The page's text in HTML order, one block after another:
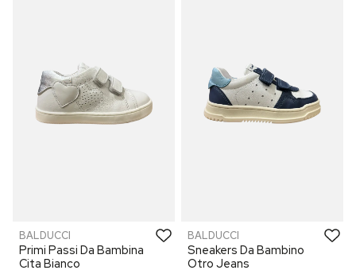
BALDUCCI
Primi Passi Da Bambina
Cita Bianco
BALDUCCI
Sneakers Da Bambino
Otro Jeans